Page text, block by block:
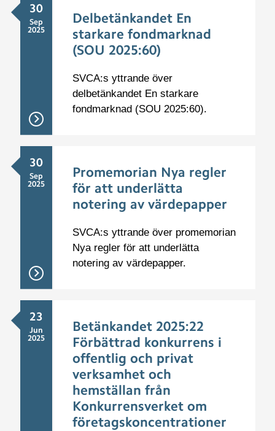
30
Sep
2025
Delbetänkandet En
starkare fondmarknad
(SOU 2025:60)
SVCA:s yttrande över
delbetänkandet En starkare
fondmarknad (SOU 2025:60).
30
Sep
2025
Promemorian Nya regler
för att underlätta
notering av värdepapper
SVCA:s yttrande över promemorian
Nya regler för att underlätta
notering av värdepapper.
23
Jun
2025
Betänkandet 2025:22
Förbättrad konkurrens i
offentlig och privat
verksamhet och
hemställan från
Konkurrensverket om
företagskoncentrationer